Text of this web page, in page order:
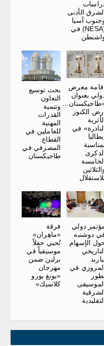
الأدنى
آسيا
(NESA) في
معرض
بعنوان
الكنوز
في
بحث توسيع
التعاون
وتنمية
القدرات
المهنية
للعاملين في
القطاع
المصرفي في
طاجيكستان
دولي
دوشنبه
الإسهام
في
فرقة
«ماهِران»
تُحيي حفلاً
موسيقياً في
برلين ضمن
مهرجان
«يونغ يورو
كلاسيك»